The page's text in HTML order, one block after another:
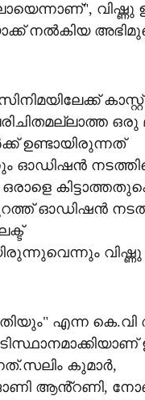
വിഷ്ണു
നല്‍കിയ
കാസ്റ്റ്
ഒരു
ഉണ്ടായിരുന്നത്
ഓഡിഷൻ
ഓഡിഷൻ
വിഷ്ണു
എന്ന കെ.വി
കുമാര്‍,
ആൻ്റണി,